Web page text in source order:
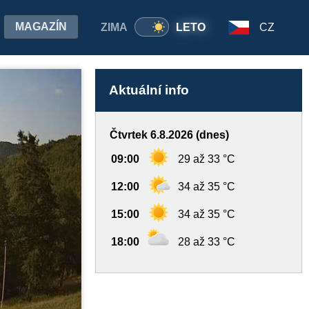
ZIMA LETO
MAGAZÍN CZ
Aktuální info
Čtvrtek 6.8.2026 (dnes)
09:00 29 až 33 °C
12:00 34 až 35 °C
15:00 34 až 35 °C
18:00 28 až 33 °C